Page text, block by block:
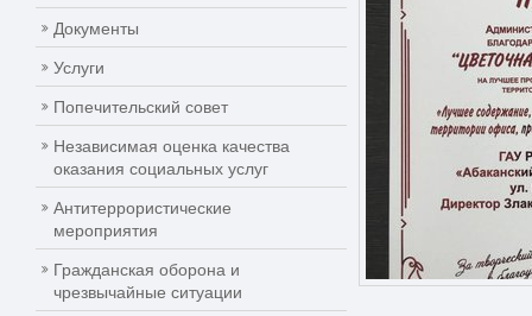
Документы
Услуги
Попечительский совет
Независимая оценка качества
оказания социальных услуг
Антитеррористические
мероприятия
Гражданская оборона и
чрезвычайные ситуации